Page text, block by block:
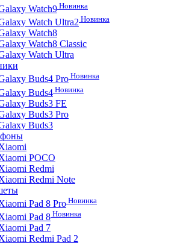
Watch9 Новинка
Watch Ultra2 Новинка
Watch8
Watch8 Classic
Watch Ultra
Buds4 Pro Новинка
Buds4 Новинка
Buds3 FE
Buds3 Pro
Buds3
POCO
Redmi
Redmi Note
Pad 8 Pro Новинка
Pad 8 Новинка
Pad 7
Redmi Pad 2